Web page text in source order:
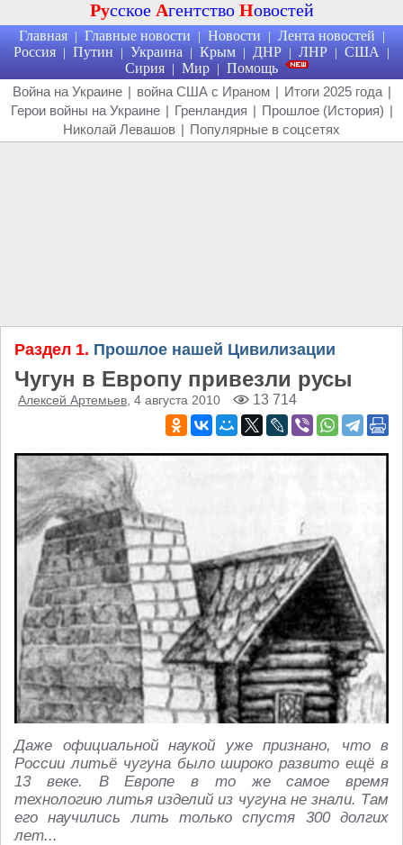
Русское Агентство Новостей
Главная | Главные новости | Новости | Лента новостей |
Россия | Путин | Украина | Крым | ДНР | ЛНР | США |
Сирия | Мир | Помощь
Война на Украине | война США с Ираном | Итоги 2025 года |
Герои войны на Украине | Гренландия | Прошлое (История) |
Николай Левашов | Популярные в соцсетях
Раздел 1. Прошлое нашей Цивилизации
Чугун в Европу привезли русы
Алексей Артемьев , 4 августа 2010 13 714
Даже официальной наукой уже признано, что в
России литьё чугуна было широко развито ещё в
13 веке. В Европе в то же самое время
технологию литья изделий из чугуна не знали. Там
его научились лить только спустя 300 долгих
лет...